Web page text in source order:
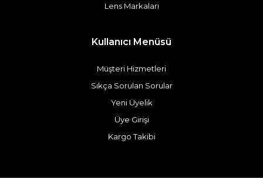
Lens Markaları
Kullanıcı Menüsü
Müşteri Hizmetleri
Sıkça Sorulan Sorular
Yeni Üyelik
Üye Girişi
Kargo Takibi